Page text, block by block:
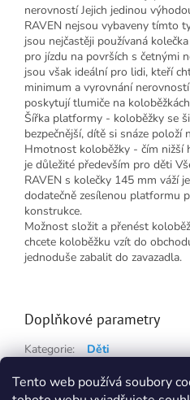
Tento web používá soubory
nerovností Jejich jedinou
RAVEN nejsou vybaveny tímto
jsou nejčastěji používaná
pro jízdu na površích s četnými
jsou však ideální pro lidi, kteří
minimum a vyrovnání
poskytují tlumiče na
Šířka platformy - koloběžky se
bezpečnější, dítě si snáze
Hmotnost koloběžky - čím nižší
je důležité především pro děti
RAVEN s kolečky 145 mm váží
dodatečně zesílenou platformu
konstrukce.
Možnost složit a přenést
chcete koloběžku vzít do
jednoduše zabalit do zavazadla.
Doplňkové parametry
Kategorie:
Děti